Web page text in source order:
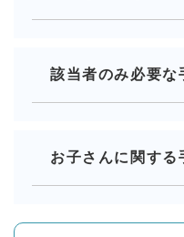
該当者のみ必要な
お子さんに関する